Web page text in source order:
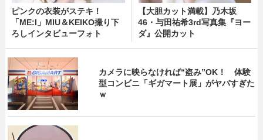
ピンクの衣装がステキ！
「ME:I」MIU＆KEIKO撮り下
ろしインタビューフォト
【大胆カット満載】乃木坂
46・与田祐希3rd写真集『ヨー
ダ』公開カット
カメラに映らなければ“盗み”OK！ 体験
型コンビニ「ギガマート展」がヤバすぎた
ｗ